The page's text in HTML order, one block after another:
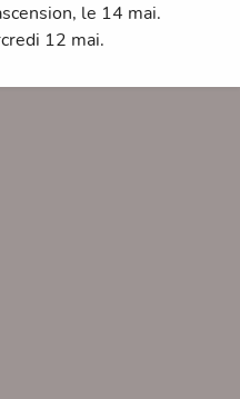
le 14 mai.
12 mai.